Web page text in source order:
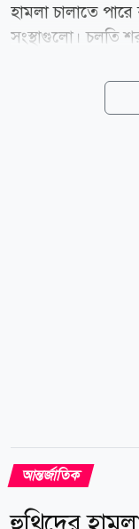
হামলা চালাতে
সংস্থাগুলো। চলতি
সাইবার হামলার
মস্কো। এর আগে
আন্তর্জাতিক